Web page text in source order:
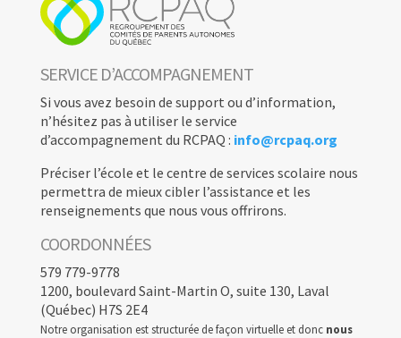
SERVICE D’ACCOMPAGNEMENT
Si vous avez besoin de support ou d’information,
n’hésitez pas à utiliser le service
d’accompagnement du RCPAQ : info@rcpaq.org
Préciser l’école et le centre de services scolaire nous
permettra de mieux cibler l’assistance et les
renseignements que nous vous offrirons.
COORDONNÉES
579 779-9778
1200, boulevard Saint-Martin O, suite 130, Laval
(Québec) H7S 2E4
Notre organisation est structurée de façon virtuelle et donc nous